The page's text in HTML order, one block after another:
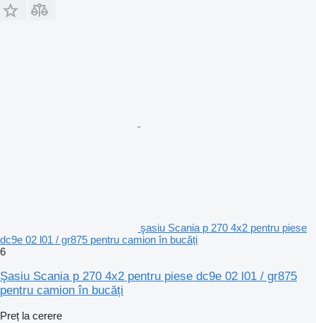
şasiu Scania p 270 4x2 pentru piese
dc9e 02 l01 / gr875 pentru camion în bucăți
6
Şasiu Scania p 270 4x2 pentru piese dc9e 02 l01 / gr875
pentru camion în bucăți
Preț la cerere